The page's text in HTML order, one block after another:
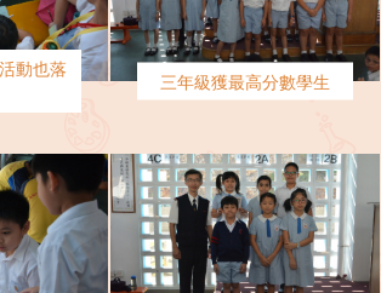
動也落
三年級獲最高分數學生